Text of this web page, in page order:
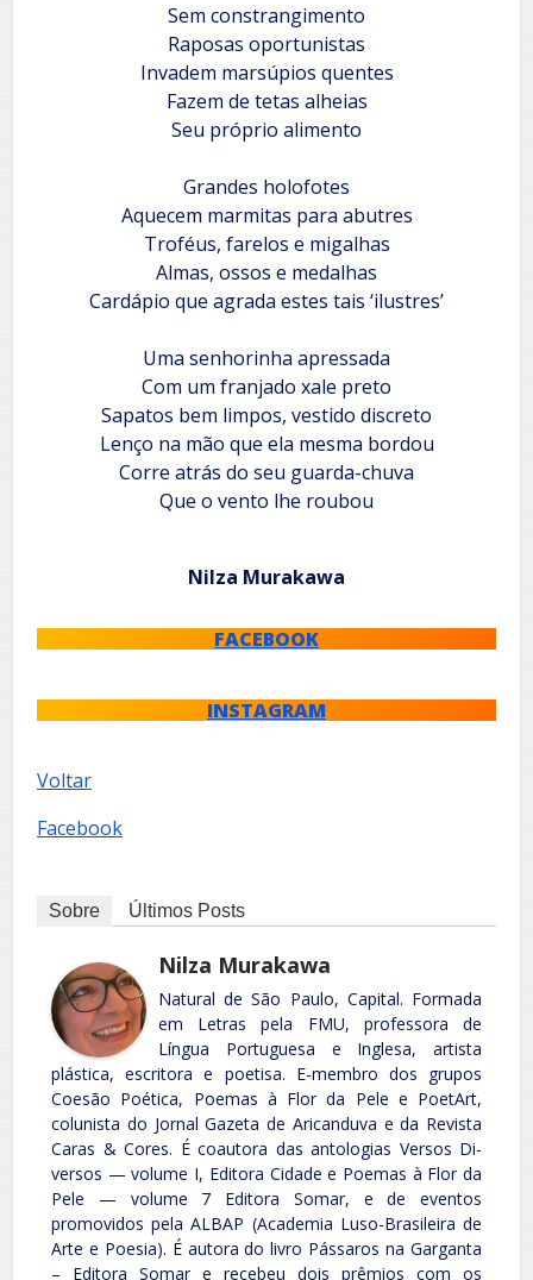
Sem constrangimento
Raposas oportunistas
Invadem marsúpios quentes
Fazem de tetas alheias
Seu próprio alimento
Grandes holofotes
Aquecem marmitas para abutres
Troféus, farelos e migalhas
Almas, ossos e medalhas
Cardápio que agrada estes tais ‘ilustres’
Uma senhorinha apressada
Com um franjado xale preto
Sapatos bem limpos, vestido discreto
Lenço na mão que ela mesma bordou
Corre atrás do seu guarda-chuva
Que o vento lhe roubou
Nilza Murakawa
FACEBOOK
INSTAGRAM
Voltar
Facebook
Sobre Últimos Posts
Nilza Murakawa
Natural de São Paulo, Capital. Formada
em Letras pela FMU, professora de
Língua Portuguesa e Inglesa, artista
plástica, escritora e poetisa. E-membro dos grupos
Coesão Poética, Poemas à Flor da Pele e PoetArt,
colunista do Jornal Gazeta de Aricanduva e da Revista
Caras & Cores. É coautora das antologias Versos Di-
versos — volume I, Editora Cidade e Poemas à Flor da
Pele — volume 7 Editora Somar, e de eventos
promovidos pela ALBAP (Academia Luso-Brasileira de
Arte e Poesia). É autora do livro Pássaros na Garganta
– Editora Somar e recebeu dois prêmios com os